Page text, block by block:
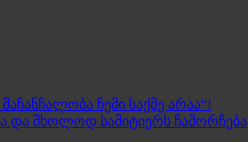
ჩემი საქმე არაა“!
და მხოლოდ სამიტიერს ჩამორჩება